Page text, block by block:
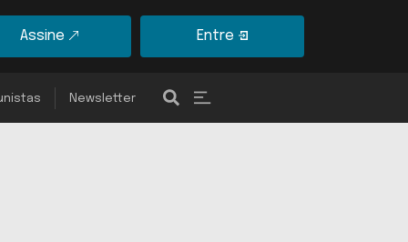
Assine Entre
Newsletter